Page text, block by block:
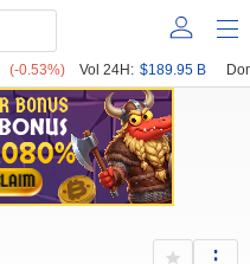
(-0.53%) Vol 24H: $189.95 B